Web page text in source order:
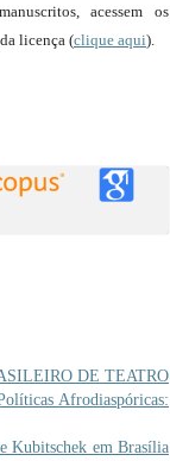
acessem os
licença (clique aqui).
DE TEATRO
Afrodiaspóricas:
Kubitschek em Brasília